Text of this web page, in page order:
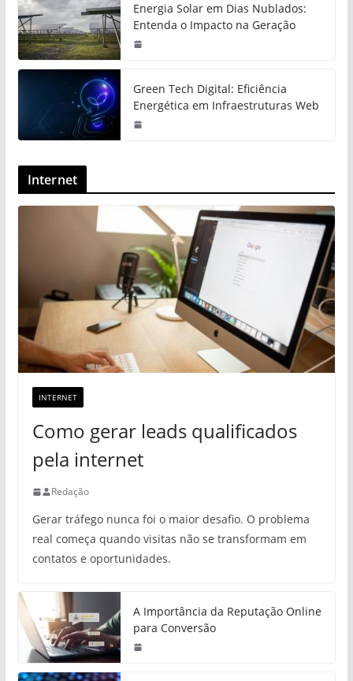
Energia Solar em Dias Nublados:
Entenda o Impacto na Geração
Green Tech Digital: Eficiência
Energética em Infraestruturas Web
Internet
INTERNET
Como gerar leads qualificados
pela internet
Redação
Gerar tráfego nunca foi o maior desafio. O problema
real começa quando visitas não se transformam em
contatos e oportunidades.
A Importância da Reputação Online
para Conversão